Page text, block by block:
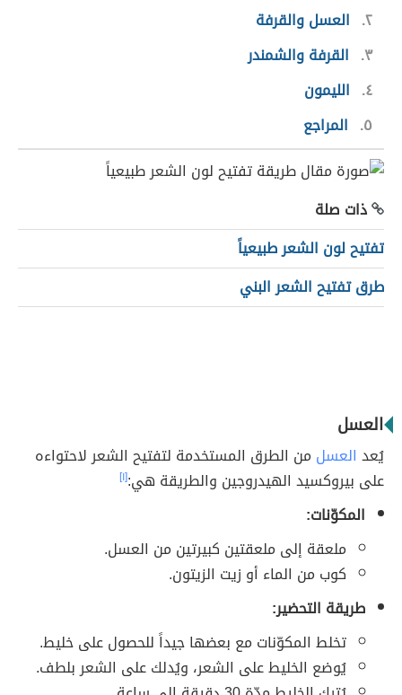
٢ العسل والقرفة
٣
القرفة والشمندر
٤
الليمون
٥
المراجع
ذات صلة
تفتيح لون الشعر طبيعياً
طرق تفتيح الشعر البني
العسل
يُعد العسل من الطرق المستخدمة لتفتيح الشعر لاحتواءه
على بيروكسيد الهيدروجين والطريقة هي:[١]
المكوّنات:
ملعقة إلى ملعقتين كبيرتين من العسل.
كوب من الماء أو زيت الزيتون.
طريقة التحضير:
تخلط المكوّنات مع بعضها جيداً للحصول على خليط.
يُوضع الخليط على الشعر، ويُدلك على الشعر بلطف.